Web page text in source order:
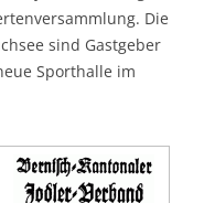
Die
sind Gastgeber
Sporthalle im